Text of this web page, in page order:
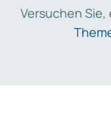
Versuchen